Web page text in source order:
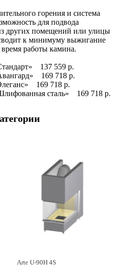
горения и система
для подвода
других помещений или улицы
к минимуму выжигание
работы камина.
137 559 р.
169 718 р.
169 718 р.
сталь» 169 718 р.
Arte U-90H 4S